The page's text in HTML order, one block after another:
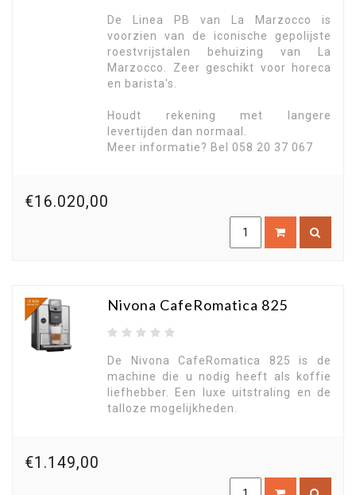
De Linea PB van La Marzocco is
voorzien van de iconische gepolijste
roestvrijstalen behuizing van La
Marzocco. Zeer geschikt voor horeca
en barista's.
Houdt rekening met langere
levertijden dan normaal.
Meer informatie? Bel 058 20 37 067
€16.020,00
Nivona CafeRomatica 825
De Nivona CafeRomatica 825 is de
machine die u nodig heeft als koffie
liefhebber. Een luxe uitstraling en de
talloze mogelijkheden.
€1.149,00